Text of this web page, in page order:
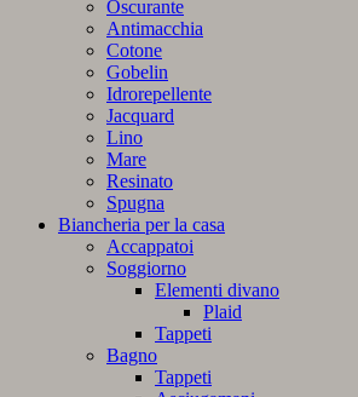
Oscurante
Antimacchia
Cotone
Gobelin
Idrorepellente
Jacquard
Lino
Mare
Resinato
Spugna
Biancheria per la casa
Accappatoi
Soggiorno
Elementi divano
Plaid
Tappeti
Bagno
Tappeti